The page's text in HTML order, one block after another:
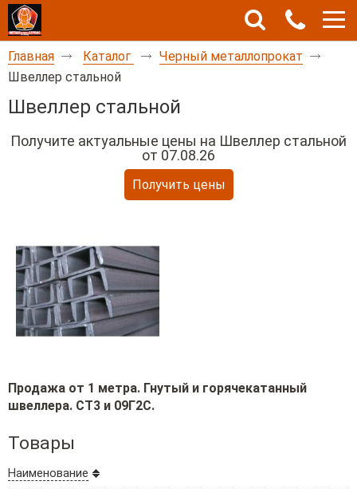
Главная Каталог
Черный металлопрокат
Швеллер стальной
Швеллер стальной
Получите актуальные цены на Швеллер стальной
от 07.08.26
Получить цены
Продажа от 1 метра. Гнутый и горячекатанный
швеллера. СТ3 и 09Г2С.
Товары
Наименование